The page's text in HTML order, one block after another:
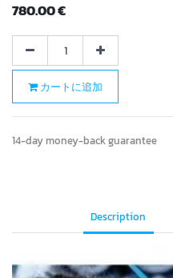
780.00€
カートに追加
14-day money-back guarantee
Description